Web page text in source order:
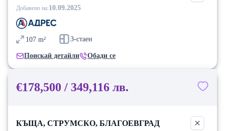
Добавено на:10.09.2025
107 m² 3-стаен
Поискай детайли Обади се
€178,500 / 349,116 лв.
КЪЩА, СТРУМСКО, БЛАГОЕВГРАД